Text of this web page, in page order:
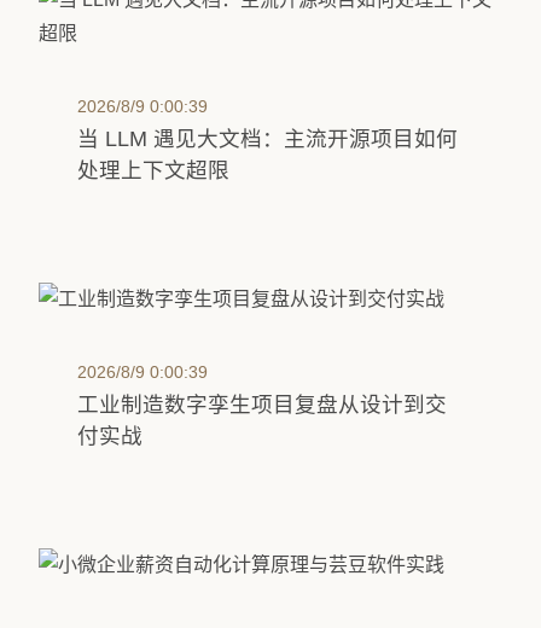
2026/8/9 0:00:39
当 LLM 遇见大文档：主流开源项目如何
处理上下文超限
2026/8/9 0:00:39
工业制造数字孪生项目复盘从设计到交
付实战